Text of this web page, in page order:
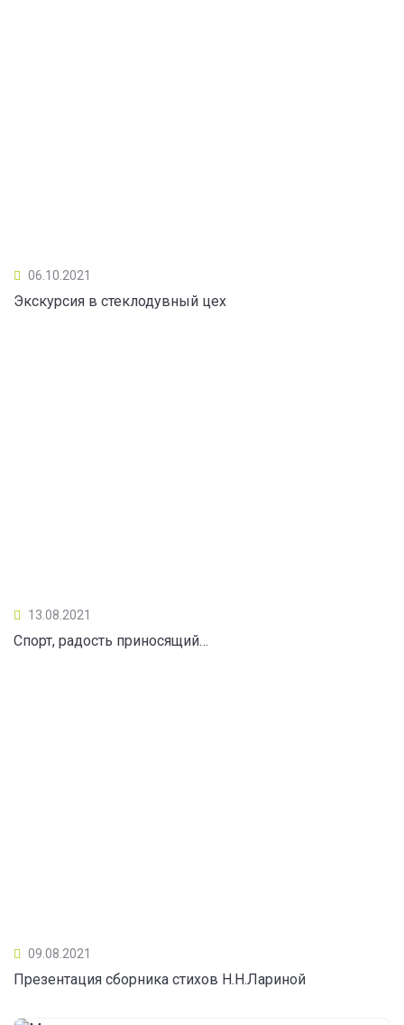
06.10.2021
Экскурсия в стеклодувный цех
13.08.2021
Спорт, радость приносящий…
09.08.2021
Презентация сборника стихов Н.Н.Лариной